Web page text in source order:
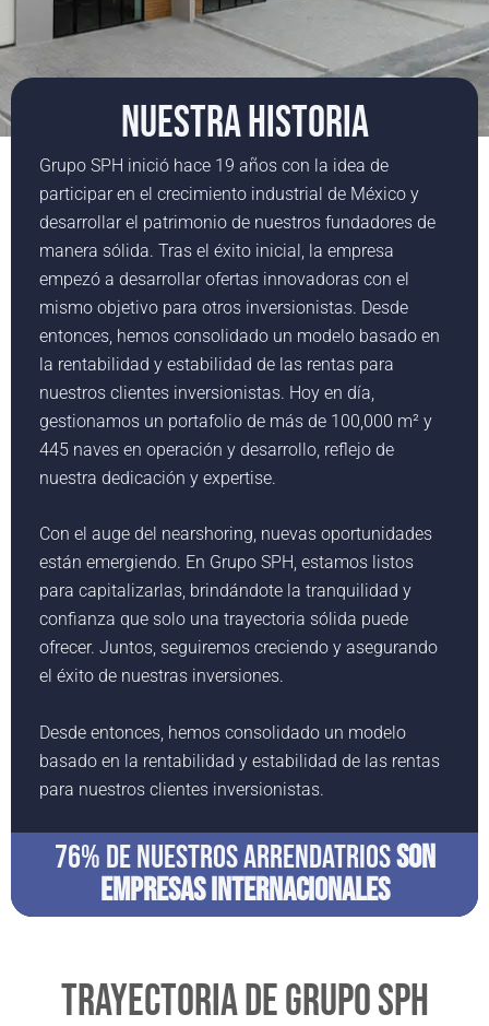
NUESTRA HISTORIA
Grupo SPH inició hace 19 años con la idea de
participar en el crecimiento industrial de México y
desarrollar el patrimonio de nuestros fundadores de
manera sólida. Tras el éxito inicial, la empresa
empezó a desarrollar ofertas innovadoras con el
mismo objetivo para otros inversionistas. Desde
entonces, hemos consolidado un modelo basado en
la rentabilidad y estabilidad de las rentas para
nuestros clientes inversionistas. Hoy en día,
gestionamos un portafolio de más de 100,000 m² y
445 naves en operación y desarrollo, reflejo de
nuestra dedicación y expertise.
Con el auge del nearshoring, nuevas oportunidades
están emergiendo. En Grupo SPH, estamos listos
para capitalizarlas, brindándote la tranquilidad y
confianza que solo una trayectoria sólida puede
ofrecer. Juntos, seguiremos creciendo y asegurando
el éxito de nuestras inversiones.
Desde entonces, hemos consolidado un modelo
basado en la rentabilidad y estabilidad de las rentas
para nuestros clientes inversionistas.
76% DE NUESTROS ARRENDATRIOSSON
EMPRESAS INTERNACIONALES
TRAYECTORIA DE GRUPO SPH